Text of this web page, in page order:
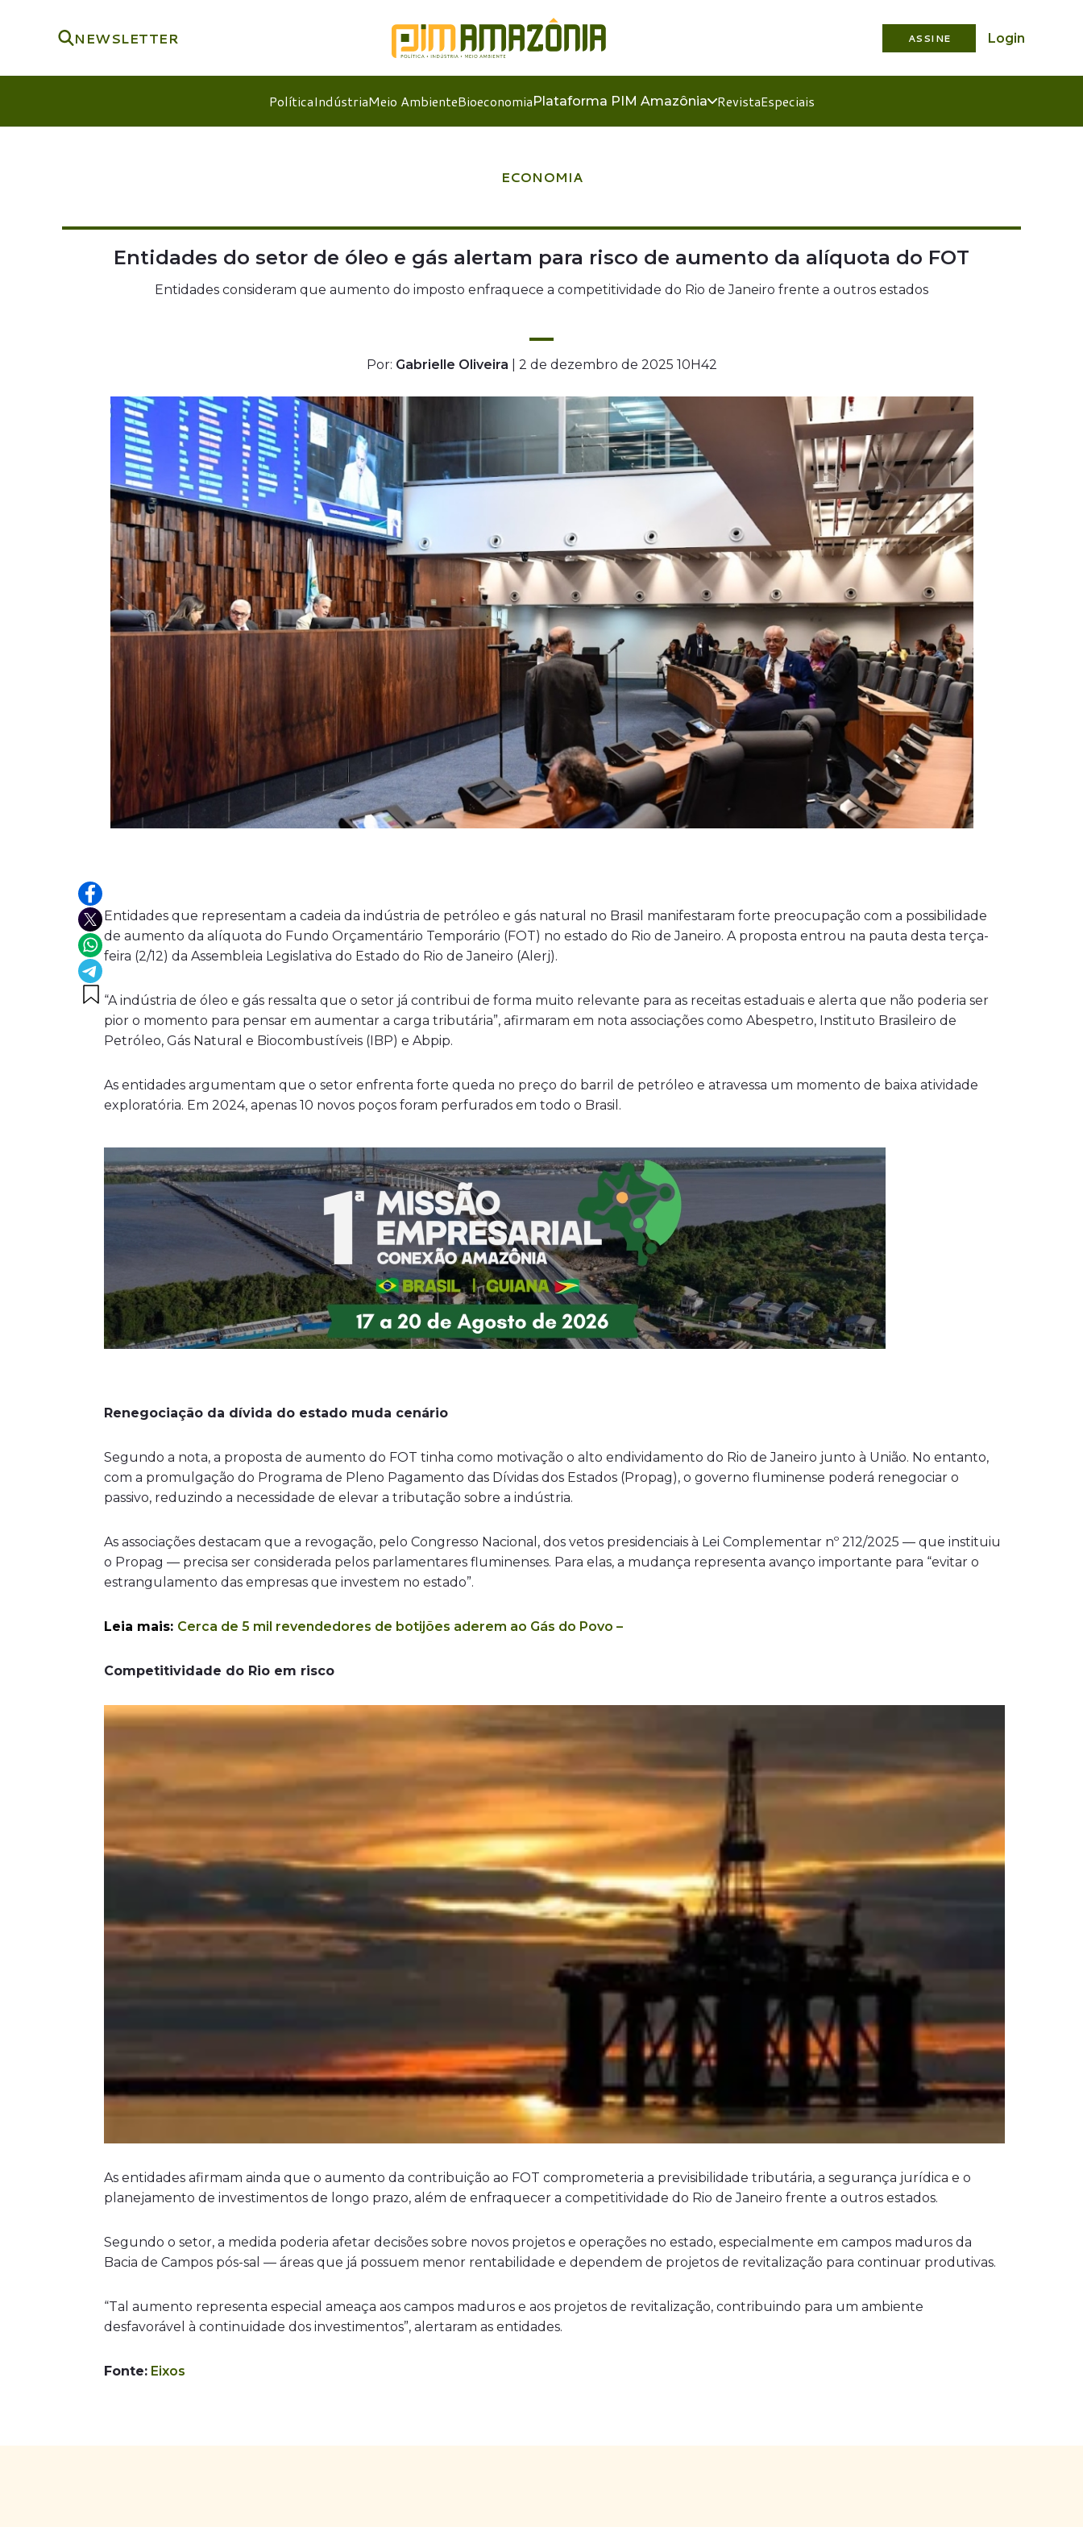
NEWSLETTER ASSINE Login
PolíticaIndústriaMeio AmbienteBioeconomiaPlataforma PIM Amazônia RevistaEspeciais
ECONOMIA
Entidades do setor de óleo e gás alertam para risco de aumento da alíquota do FOT
Entidades consideram que aumento do imposto enfraquece a competitividade do Rio de Janeiro frente a outros estados
Por: Gabrielle Oliveira | 2 de dezembro de 2025 10H42
Entidades que representam a cadeia da indústria de petróleo e gás natural no Brasil manifestaram forte preocupação com a possibilidade
de aumento da alíquota do Fundo Orçamentário Temporário (FOT) no estado do Rio de Janeiro. A proposta entrou na pauta desta terça-
feira (2/12) da Assembleia Legislativa do Estado do Rio de Janeiro (Alerj).
“A indústria de óleo e gás ressalta que o setor já contribui de forma muito relevante para as receitas estaduais e alerta que não poderia ser
pior o momento para pensar em aumentar a carga tributária”, afirmaram em nota associações como Abespetro, Instituto Brasileiro de
Petróleo, Gás Natural e Biocombustíveis (IBP) e Abpip.
As entidades argumentam que o setor enfrenta forte queda no preço do barril de petróleo e atravessa um momento de baixa atividade
exploratória. Em 2024, apenas 10 novos poços foram perfurados em todo o Brasil.
Renegociação da dívida do estado muda cenário
Segundo a nota, a proposta de aumento do FOT tinha como motivação o alto endividamento do Rio de Janeiro junto à União. No entanto,
com a promulgação do Programa de Pleno Pagamento das Dívidas dos Estados (Propag), o governo fluminense poderá renegociar o
passivo, reduzindo a necessidade de elevar a tributação sobre a indústria.
As associações destacam que a revogação, pelo Congresso Nacional, dos vetos presidenciais à Lei Complementar nº 212/2025 — que instituiu
o Propag — precisa ser considerada pelos parlamentares fluminenses. Para elas, a mudança representa avanço importante para “evitar o
estrangulamento das empresas que investem no estado”.
Leia mais: Cerca de 5 mil revendedores de botijões aderem ao Gás do Povo –
Competitividade do Rio em risco
As entidades afirmam ainda que o aumento da contribuição ao FOT comprometeria a previsibilidade tributária, a segurança jurídica e o
planejamento de investimentos de longo prazo, além de enfraquecer a competitividade do Rio de Janeiro frente a outros estados.
Segundo o setor, a medida poderia afetar decisões sobre novos projetos e operações no estado, especialmente em campos maduros da
Bacia de Campos pós-sal — áreas que já possuem menor rentabilidade e dependem de projetos de revitalização para continuar produtivas.
“Tal aumento representa especial ameaça aos campos maduros e aos projetos de revitalização, contribuindo para um ambiente
desfavorável à continuidade dos investimentos”, alertaram as entidades.
Fonte: Eixos